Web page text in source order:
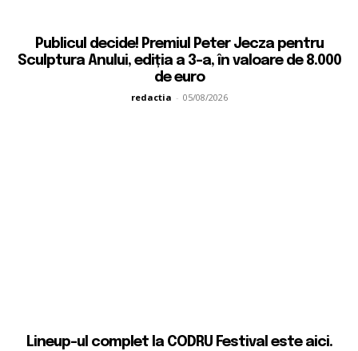
Publicul decide! Premiul Peter Jecza pentru
Sculptura Anului, ediția a 3-a, în valoare de 8.000
de euro
redactia - 05/08/2026
Lineup-ul complet la CODRU Festival este aici.